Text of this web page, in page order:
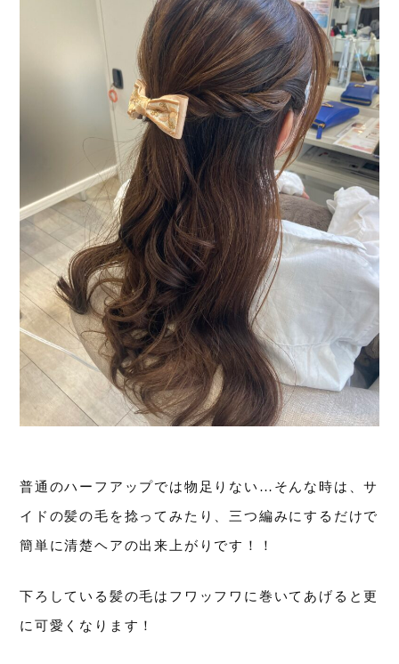
普通のハーフアップでは物足りない…そんな時は、サ
イドの髪の毛を捻ってみたり、三つ編みにするだけで
簡単に清楚ヘアの出来上がりです！！
下ろしている髪の毛はフワッフワに巻いてあげると更
に可愛くなります！